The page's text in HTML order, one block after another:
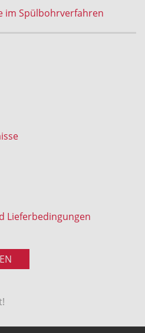
im Spülbohrverfahren
Lieferbedingungen